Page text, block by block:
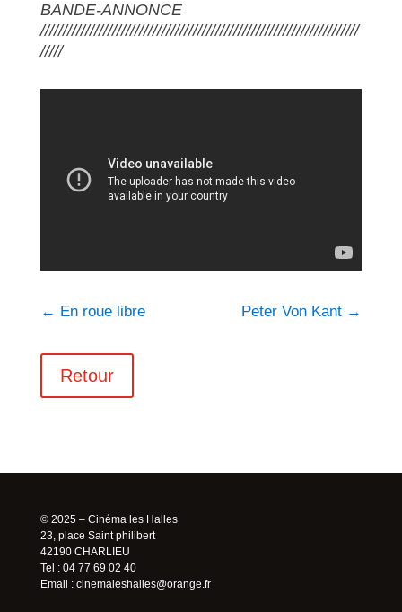
BANDE-ANNONCE
///////////////////////////////////////////////////////////////////////
/////
← En roue libre Peter Von Kant →
Retour
© 2025 – Cinéma les Halles
23, place Saint philibert
42190 CHARLIEU
Tel : 04 77 69 02 40
Email : cinemaleshalles@orange.fr